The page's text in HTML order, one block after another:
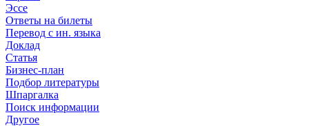
Эссе
Ответы на билеты
Перевод с ин. языка
Доклад
Статья
Бизнес-план
Подбор литературы
Шпаргалка
Поиск информации
Другое